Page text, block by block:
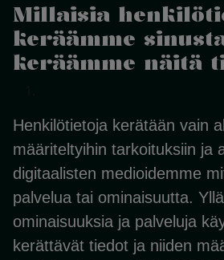
Millaisia
keräämme
keräämme näitä
Henkilötietoja kerätään vain
määriteltyihin tarkoituksiin ja
digitaalisten medioidemme
palvelua tai ominaisuutta.
ominaisuuksia ja palveluja
kerättävät tiedot ja niiden